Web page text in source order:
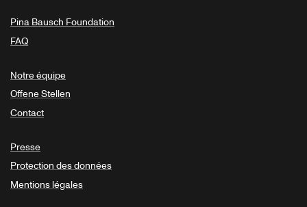
Pina Bausch Foundation
FAQ
Notre équipe
Offene Stellen
Contact
Presse
Protection des données
Mentions légales